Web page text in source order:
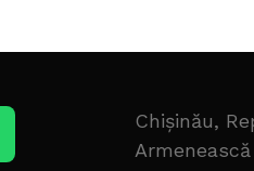
Chișinău,